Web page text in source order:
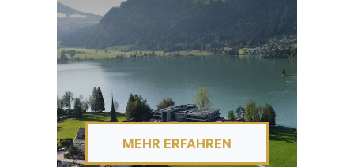
MEHR ERFAHREN